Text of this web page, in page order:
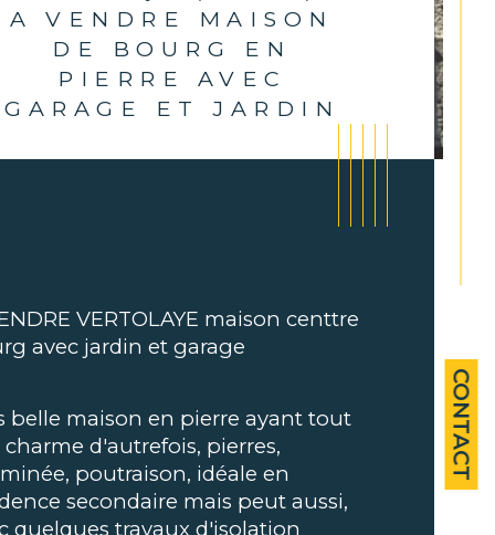
CONTACT
A VENDRE MAISON
DE BOURG EN
PIERRE AVEC
GARAGE ET JARDIN
Valeurs
de pièces
de niveaux
VERTOLAYE maison centtre
avec jardin et garage
belle maison en pierre ayant tout
charme d'autrefois, pierres,
poutraison, idéale en
secondaire mais peut aussi,
quelques travaux d'isolation